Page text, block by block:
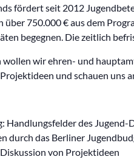
fördert seit 2012
über 750.000 € aus dem
begegnen. Die zeitlich
wollen wir ehren- und
und schauen uns
Handlungsfelder des Jugend-
durch das Berliner
von Projektideen